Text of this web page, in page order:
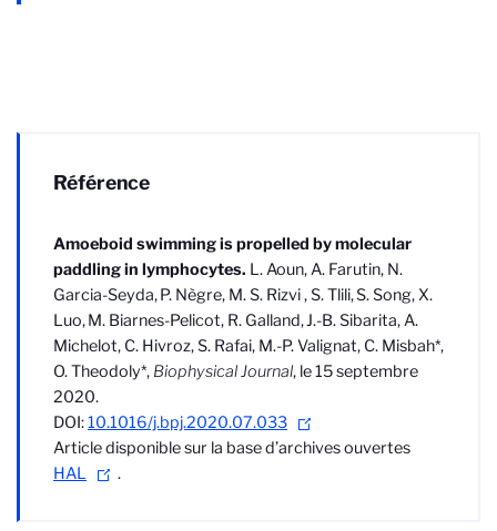
Référence
Amoeboid swimming is propelled by molecular
paddling in lymphocytes. L. Aoun, A. Farutin, N.
Garcia-Seyda,P. Nègre, M. S. Rizvi ,S. Tlili,S. Song, X.
Luo,M. Biarnes-Pelicot, R. Galland,J.-B. Sibarita, A.
Michelot, C. Hivroz,S. Rafai, M.-P. Valignat, C. Misbah*,
O. Theodoly*, Biophysical Journal, le 15 septembre
2020.
DOI:10.1016/j.bpj.2020.07.033
Article disponible sur la base d’archives ouvertes
HAL
.